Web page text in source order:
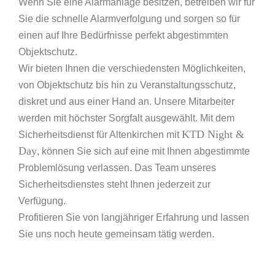
Wenn Sie eine Alarmanlage besitzen, betreiben wir für
Sie die schnelle Alarmverfolgung und sorgen so für
einen auf Ihre Bedürfnisse perfekt abgestimmten
Objektschutz.
Wir bieten Ihnen die verschiedensten Möglichkeiten,
von Objektschutz bis hin zu Veranstaltungsschutz,
diskret und aus einer Hand an. Unsere Mitarbeiter
werden mit höchster Sorgfalt ausgewählt. Mit dem
Sicherheitsdienst für Altenkirchen mitKTD Night &
Day, können Sie sich auf eine mit Ihnen abgestimmte
Problemlösung verlassen. Das Team unseres
Sicherheitsdienstes steht Ihnen jederzeit zur
Verfügung.
Profitieren Sie von langjähriger Erfahrung und lassen
Sie uns noch heute gemeinsam tätig werden.